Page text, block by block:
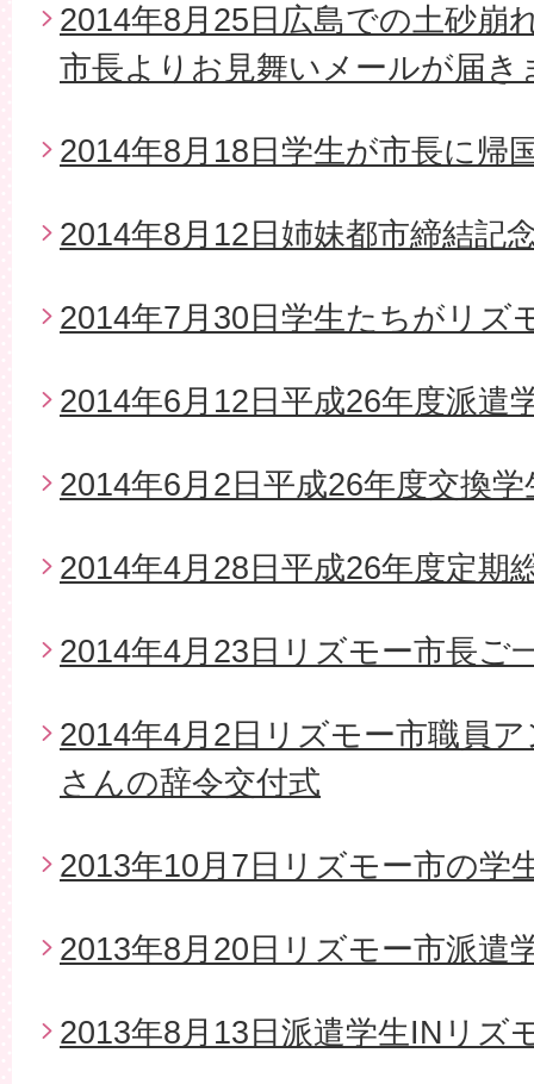
2014年8月25日広島での土砂崩
市長よりお見舞いメールが届き
2014年8月18日学生が市長に帰
2014年8月12日姉妹都市締結記
2014年7月30日学生たちがリズ
2014年6月12日平成26年度派遣
2014年6月2日平成26年度交換
2014年4月28日平成26年度定期
2014年4月23日リズモー市長ご
2014年4月2日リズモー市職員
さんの辞令交付式
2013年10月7日リズモー市の学
2013年8月20日リズモー市派遣
2013年8月13日派遣学生INリズ